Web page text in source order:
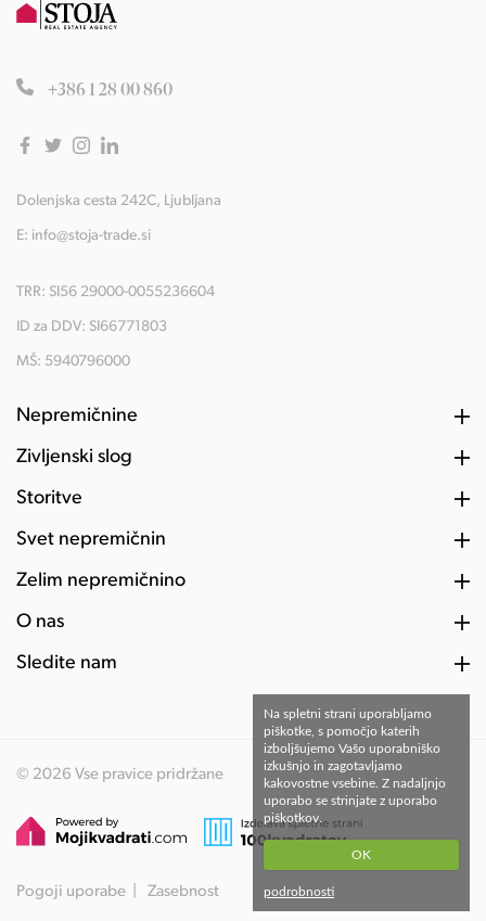
+386 1 28 00 860
Dolenjska cesta 242C, Ljubljana
E: info@stoja-trade.si
TRR: SI56 29000-0055236604
ID za DDV: SI66771803
MŠ: 5940796000
Nepremičnine
Življenski slog
Storitve
Svet nepremičnin
Želim nepremičnino
O nas
Sledite nam
© 2026 Vse pravice pridržane
Pogoji uporabe Zasebnost
Na spletni strani uporabljamo
piškotke, s pomočjo katerih
izboljšujemo Vašo uporabniško
izkušnjo in zagotavljamo
kakovostne vsebine. Z nadaljnjo
uporabo se strinjate z uporabo
piškotkov.
OK
podrobnosti